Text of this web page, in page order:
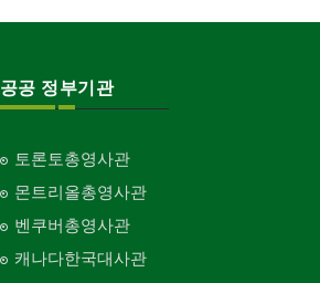
공공 정부기관
토론토총영사관
몬트리올총영사관
벤쿠버총영사관
캐나다한국대사관